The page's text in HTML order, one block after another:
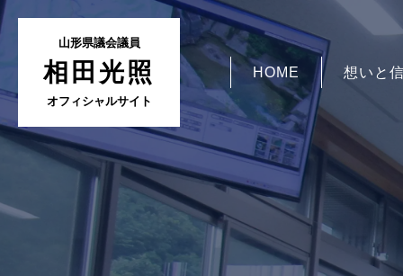
山形県議会議員
相田光照
オフィシャルサイト
HOME 想いと